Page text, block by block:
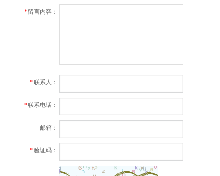
* 留言内容：
*联系人：
*联系电话：
邮箱：
*验证码：